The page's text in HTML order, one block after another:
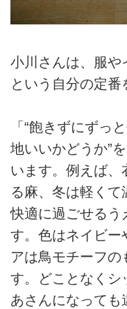
小川さんは、服や
という自分の定番
「“飽きずにずっ
地いいかどうか”
います。例えば、
る麻、冬は軽くて
快適に過ごせるう
す。色はネイビー
アは鳥モチーフの
す。どことなくシ
あさんになっても